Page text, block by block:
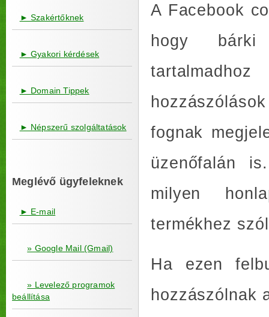
► Szakértőknek
► Gyakori kérdések
► Domain Tippek
► Népszerű szolgáltatások
Meglévő ügyfeleknek
► E-mail
» Google Mail (Gmail)
» Levelező programok
beállítása
A Facebook
hogy bárki
fognak
üzenőfalán
milyen
termékhez
Ha ezen
hozzászólnak